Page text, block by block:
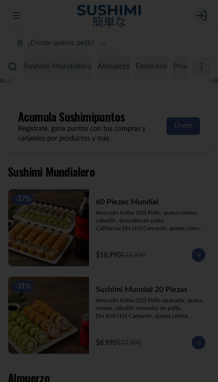
Abrir menu de navegación Login
¿Dónde quieres pedir?
Sushimi Mundialero Almuerzo Favoritos Promociones
AcumulaSushimipuntos
Regístrate, gana puntos con tus compras y
canjealos por productos y más
Únete
Sushimi Mundialero
-27% 60 Piezas Mundial
Avocado Katsu (10) Pollo, queso crema,
cebollín, envuelto en palta.
California Ebi (10) Camarón, queso crema,
crema, cebollín, envuelto en sésamo.
Katsu Roll (10) Pollo apanado, queso
Kani Maki (10) Kanikama, palta, envuelto
en nori.
+ Bebida 1.5lt.
$18.990$25.990
-31% Sushimi Mundial 20 Piezas
Avocado Katsu (10) Pollo apanado, queso
crema, cebollín envuelto en palta.
Ebi Roll (10) Camarón, queso crema,
$8.990$12.990
Almuerzo